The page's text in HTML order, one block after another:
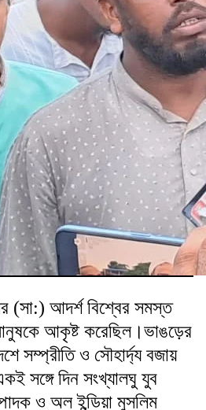
(সা:) আদর্শ বিশ্বের সমস্ত
মানুষকে আকৃষ্ট করেছিল।ভাঙড়ের
সম্প্রীতি ও সৌহার্দ্য বজায়
সঙ্গে দিন সংখ্যালঘু যুব
ও অল ইন্ডিয়া মুসলিম